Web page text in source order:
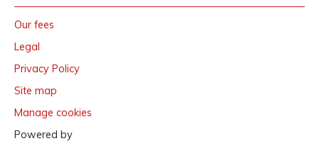
Our fees
Legal
Privacy Policy
Site map
Manage cookies
Powered by